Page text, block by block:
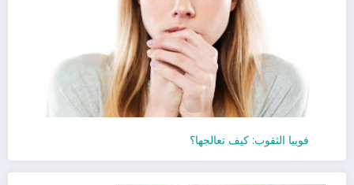
فوبيا الثقوب: كيف تعالجها؟